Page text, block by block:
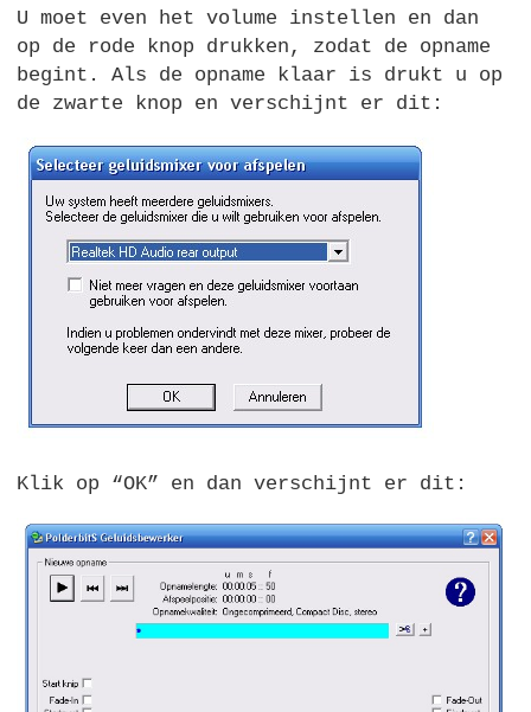
U moet even het volume instellen en dan
op de rode knop drukken, zodat de opname
begint. Als de opname klaar is drukt u op
de zwarte knop en verschijnt er dit:
Klik op “OK” en dan verschijnt er dit: